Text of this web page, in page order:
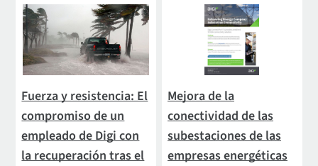
Fuerza y resistencia: El
compromiso de un
empleado de Digi con
la recuperación tras el
Mejora de la
conectividad de las
subestaciones de las
empresas energéticas